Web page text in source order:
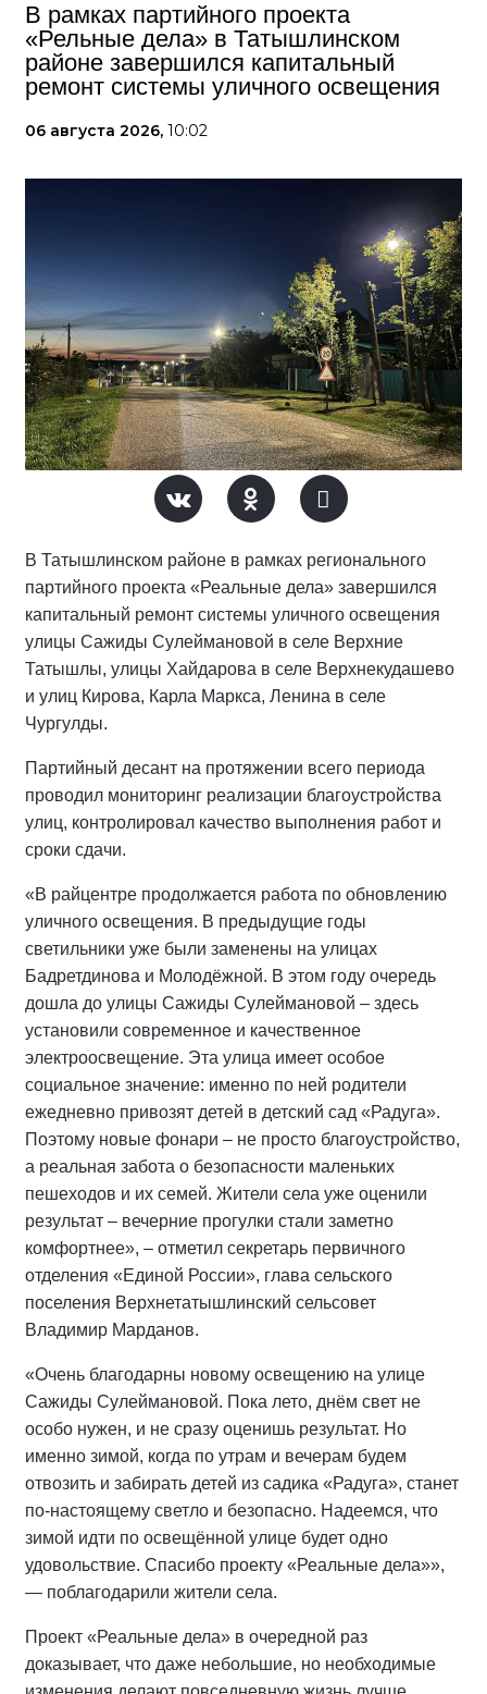
В рамках партийного проекта
«Рельные дела» в Татышлинском
районе завершился капитальный
ремонт системы уличного освещения
06 августа 2026, 10:02
В Татышлинском районе в рамках регионального
партийного проекта «Реальные дела» завершился
капитальный ремонт системы уличного освещения
улицы Сажиды Сулеймановой в селе Верхние
Татышлы, улицы Хайдарова в селе Верхнекудашево
и улиц Кирова, Карла Маркса, Ленина в селе
Чургулды.
Партийный десант на протяжении всего периода
проводил мониторинг реализации благоустройства
улиц, контролировал качество выполнения работ и
сроки сдачи.
«В райцентре продолжается работа по обновлению
уличного освещения. В предыдущие годы
светильники уже были заменены на улицах
Бадретдинова и Молодёжной. В этом году очередь
дошла до улицы Сажиды Сулеймановой – здесь
установили современное и качественное
электроосвещение. Эта улица имеет особое
социальное значение: именно по ней родители
ежедневно привозят детей в детский сад «Радуга».
Поэтому новые фонари – не просто благоустройство,
а реальная забота о безопасности маленьких
пешеходов и их семей. Жители села уже оценили
результат – вечерние прогулки стали заметно
комфортнее», – отметил секретарь первичного
отделения «Единой России», глава сельского
поселения Верхнетатышлинский сельсовет
Владимир Марданов.
«Очень благодарны новому освещению на улице
Сажиды Сулеймановой. Пока лето, днём свет не
особо нужен, и не сразу оценишь результат. Но
именно зимой, когда по утрам и вечерам будем
отвозить и забирать детей из садика «Радуга», станет
по-настоящему светло и безопасно. Надеемся, что
зимой идти по освещённой улице будет одно
удовольствие. Спасибо проекту «Реальные дела»»,
— поблагодарили жители села.
Проект «Реальные дела» в очередной раз
доказывает, что даже небольшие, но необходимые